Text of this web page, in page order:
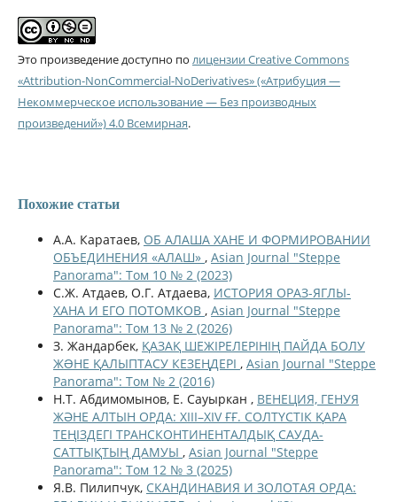
Это произведение доступно по лицензии Creative Commons
«Attribution-NonCommercial-NoDerivatives» («Атрибуция —
Некоммерческое использование — Без производных
произведений») 4.0 Всемирная.
Похожие статьи
А.А. Каратаев, ОБ АЛАША ХАНЕ И ФОРМИРОВАНИИ
ОБЪЕДИНЕНИЯ «АЛАШ» , Asian Journal "Steppe
Panorama": Том 10 № 2 (2023)
С.Ж. Атдаев, О.Г. Атдаева, ИСТОРИЯ ОРАЗ-ЯГЛЫ-
ХАНА И ЕГО ПОТОМКОВ , Asian Journal "Steppe
Panorama": Том 13 № 2 (2026)
З. Жандарбек, ҚАЗАҚ ШЕЖІРЕЛЕРІНІҢ ПАЙДА БОЛУ
ЖƏНЕ ҚАЛЫПТАСУ КЕЗЕҢДЕРІ , Asian Journal "Steppe
Panorama": Том № 2 (2016)
Н.Т. Абдимомынов, Е. Сауыркан , ВЕНЕЦИЯ, ГЕНУЯ
ЖӘНЕ АЛТЫН ОРДА: XIII–XIV ҒҒ. СОЛТҮСТІК ҚАРА
ТЕҢІЗДЕГІ ТРАНСКОНТИНЕНТАЛДЫҚ САУДА-
САТТЫҚТЫҢ ДАМУЫ , Asian Journal "Steppe
Panorama": Том 12 № 3 (2025)
Я.В. Пилипчук, СКАНДИНАВИЯ И ЗОЛОТАЯ ОРДА: